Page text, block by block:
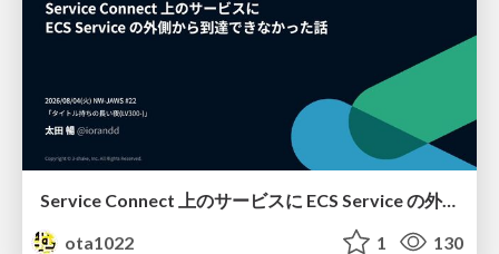
Service Connect 上のサービスに ECS Service の外側から到達できなかった話
ota1022
1 130